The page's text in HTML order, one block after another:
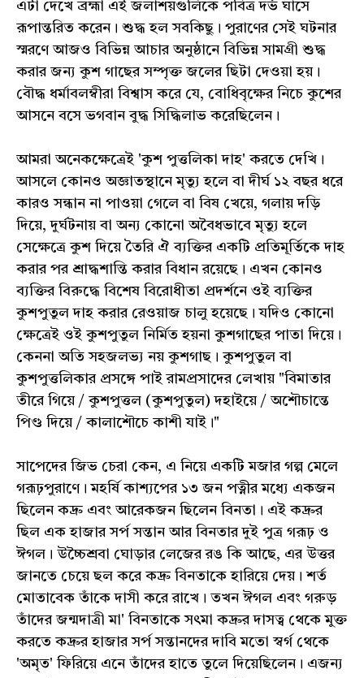
এটা দেখে ব্রহ্মা এই জলাশয়গুলিকে পবিত্র দর্ভ ঘাসে
রূপান্তরিত করেন। শুদ্ধ হল সবকিছু। পুরাণের সেই ঘটনার
স্মরণে আজও বিভিন্ন আচার অনুষ্ঠানে বিভিন্ন সামগ্রী শুদ্ধ
করার জন্য কুশ গাছের সম্পৃক্ত জলের ছিটা দেওয়া হয়।
বৌদ্ধ ধর্মাবলম্বীরা বিশ্বাস করে যে, বোধিবৃক্ষের নিচে কুশের
আসনে বসে ভগবান বুদ্ধ সিদ্ধিলাভ করেছিলেন।
আমরা অনেকক্ষেত্রেই 'কুশ পুত্তলিকা দাহ' করতে দেখি।
আসলে কোনও অজ্ঞাতস্থানে মৃত্যু হলে বা দীর্ঘ ১২ বছর ধরে
কারও সন্ধান না পাওয়া গেলে বা বিষ খেয়ে, গলায় দড়ি
দিয়ে, দুর্ঘটনায় বা অন্য কোনো অবৈধভাবে মৃত্যু হলে
সেক্ষেত্রে কুশ দিয়ে তৈরি ঐ ব্যক্তির একটি প্রতিমূর্তিকে দাহ
করার পর শ্রাদ্ধশান্তি করার বিধান রয়েছে। এখন কোনও
ব্যক্তির বিরুদ্ধে বিশেষ বিরোধীতা প্রদর্শনে ওই ব্যক্তির
কুশপুতুল দাহ করার রেওয়াজ চালু হয়েছে। যদিও কোনো
ক্ষেত্রেই ওই কুশপুতুল নির্মিত হয়না কুশগাছের পাতা দিয়ে।
কেননা অতি সহজলভ্য নয় কুশগাছ। কুশপুতুল বা
কুশপুত্তলিকার প্রসঙ্গে পাই রামপ্রসাদের লেখায় "বিমাতার
তীরে গিয়ে / কুশপুত্তল (কুশপুতুল) দহাইয়ে / অশৌচান্তে
পিণ্ড দিয়ে / কালাশৌচে কাশী যাই।"
সাপেদের জিভ চেরা কেন, এ নিয়ে একটি মজার গল্প মেলে
গরূঢ়পুরাণে। মহর্ষি কাশ্যপের ১৩ জন পত্নীর মধ্যে একজন
ছিলেন কদ্রু এবং আরেকজন ছিলেন বিনতা। এই কদ্রুর
ছিল এক হাজার সর্প সন্তান আর বিনতার দুই পুত্র গরূঢ় ও
ঈগল। উচ্চৈশ্রবা ঘোড়ার লেজের রঙ কি আছে, এর উত্তর
জানতে চেয়ে ছল করে কদ্রু বিনতাকে হারিয়ে দেয়। শর্ত
মোতাবেক তাঁকে দাসী করে রাখে। তখন ঈগল এবং গরুড়
তাঁদের জন্মদাত্রী মা' বিনতাকে সৎমা কদ্রুর দাসত্ব থেকে মুক্ত
করতে কদ্রুর হাজার সর্প সন্তানদের দাবি মতো স্বর্গ থেকে
'অমৃত' ফিরিয়ে এনে তাঁদের হাতে তুলে দিয়েছিলেন। এজন্য